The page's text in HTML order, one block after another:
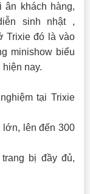
ân khách hàng,
sinh nhật ,
Trixie đó là vào
minishow biểu
hiện nay.
tại Trixie
lớn, lên đến 300
bị đầy đủ,